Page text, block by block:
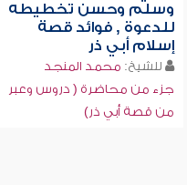
وسلم وحسن تخطيطه
للدعوة , فوائد قصة
إسلام أبي ذر
للشيخ: محمد المنجد
جزء من محاضرة ( دروس وعبر
من قصة أبي ذر)